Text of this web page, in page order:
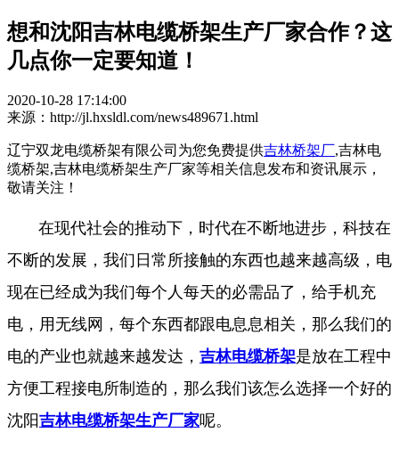
想和沈阳吉林电缆桥架生产厂家合作？这
几点你一定要知道！
2020-10-28 17:14:00
来源：http://jl.hxsldl.com/news489671.html
辽宁双龙电缆桥架有限公司为您免费提供吉林桥架厂,吉林电
缆桥架,吉林电缆桥架生产厂家等相关信息发布和资讯展示，
敬请关注！
在现代社会的推动下，时代在不断地进步，科技在
不断的发展，我们日常所接触的东西也越来越高级，电
现在已经成为我们每个人每天的必需品了，给手机充
电，用无线网，每个东西都跟电息息相关，那么我们的
电的产业也就越来越发达， 吉林电缆桥架是放在工程中
方便工程接电所制造的，那么我们该怎么选择一个好的
沈阳吉林电缆桥架生产厂家呢。